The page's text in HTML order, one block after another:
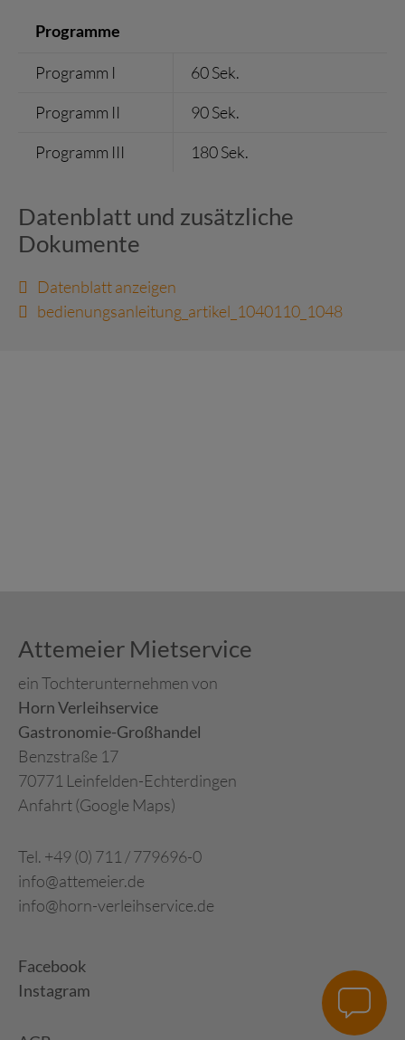
Programme
Programm I
60 Sek.
Programm II
90 Sek.
Programm III
180 Sek.
Datenblatt und zusätzliche
Dokumente
Datenblatt anzeigen
bedienungsanleitung_artikel_1040110_1048
Attemeier Mietservice
ein Tochterunternehmen von
Horn Verleihservice
Gastronomie-Großhandel
Benzstraße 17
70771 Leinfelden-Echterdingen
Anfahrt (Google Maps)
Tel. +49 (0) 711 / 779696-0
info@attemeier.de
info@horn-verleihservice.de
Facebook
Instagram